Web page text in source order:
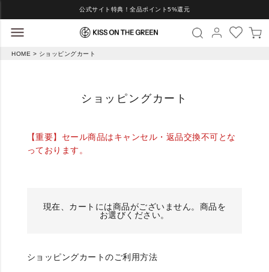
公式サイト特典！全品ポイント5%還元
HOME ショッピングカート
ショッピングカート
【重要】セール商品はキャンセル・返品交換不可とな
っております。
現在、カートには商品がございません。商品を
お選びください。
ショッピングカートのご利用方法